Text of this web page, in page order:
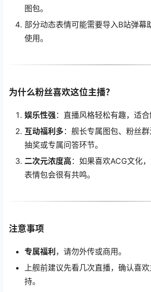
图包。
部分动态表情可能需要导入B站弹幕
使用。
为什么粉丝喜欢这位主播？
娱乐性强 ：直播风格轻松有趣，适合
互动福利多 ：舰长专属图包、粉丝
抽奖或专属问答环节。
二次元浓度高 ：如果喜欢ACG文化
表情包会很有共鸣。
注意事项
专属福利 ，请勿外传或商用。
上舰前建议先看几次直播，确认喜
持。